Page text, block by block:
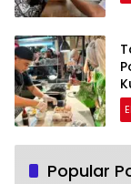
Popular